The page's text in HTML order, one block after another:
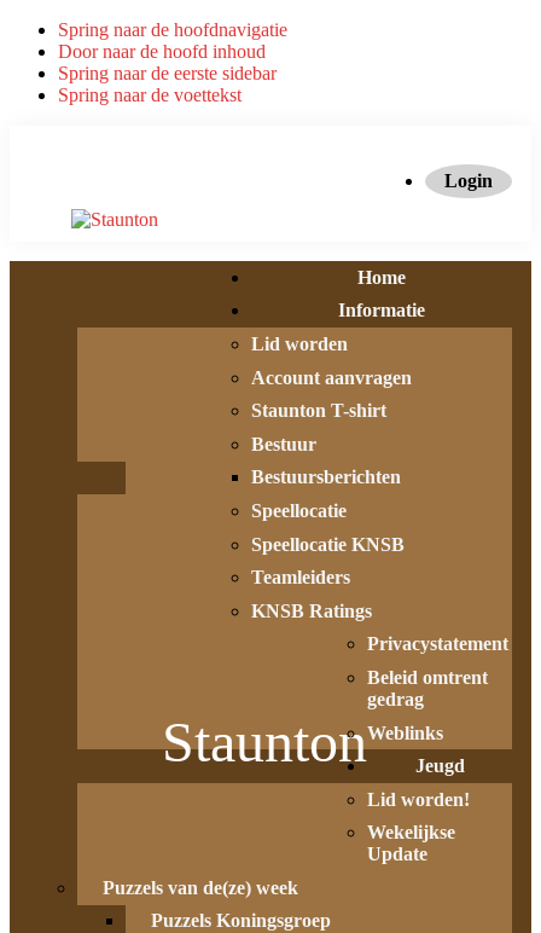
Spring naar de hoofdnavigatie
Door naar de hoofd inhoud
Spring naar de eerste sidebar
Spring naar de voettekst
Login
Staunton
Home
Informatie
Lid worden
Account aanvragen
Staunton T-shirt
Bestuur
Bestuursberichten
Speellocatie
Speellocatie KNSB
Teamleiders
KNSB Ratings
Privacystatement
Beleid omtrent
gedrag
Weblinks
Jeugd
Lid worden!
Wekelijkse
Update
Puzzels van de(ze) week
Puzzels Koningsgroep